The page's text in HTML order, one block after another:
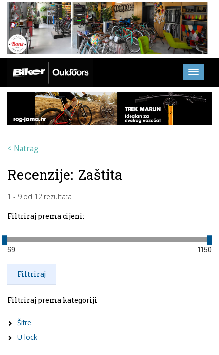
Toggle
< Natrag
Recenzije: Zaštita
1 - 9 od 12 rezultata
Filtriraj prema cijeni:
59 1150
Filtriraj prema kategoriji
Šifre
U-lock